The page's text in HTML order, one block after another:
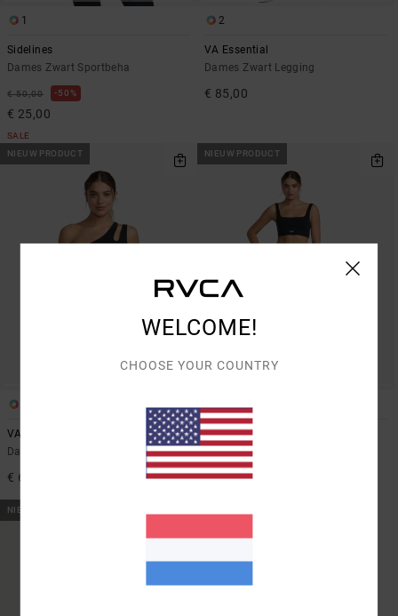
1
Sidelines
Dames Zwart Sportbeha
€ 50,00 50%
€ 25,00
SALE
2
VA Essential
Dames Zwart Legging
€ 85,00
NIEUW PRODUCT
VA Essential
Dames Zwart Technische Short
€ 60,00
NIEUW PRODUCT
Va Square Neck
Dames Zwart Sportbeha met
Medium ondersteuning
NIEUW PRODUCT
WELCOME!
CHOOSE YOUR COUNTRY